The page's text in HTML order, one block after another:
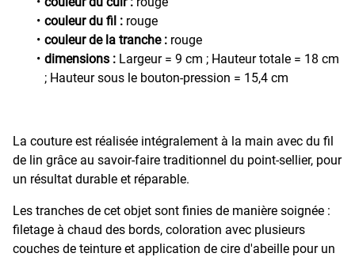
couleur du fil : rouge
couleur de la tranche : rouge
dimensions : Largeur = 9 cm ; Hauteur totale = 18 cm
; Hauteur sous le bouton-pression = 15,4 cm
La couture est réalisée intégralement à la main avec du fil
de lin grâce au savoir-faire traditionnel du point-sellier, pour
un résultat durable et réparable.
Les tranches de cet objet sont finies de manière soignée :
filetage à chaud des bords, coloration avec plusieurs
couches de teinture et application de cire d'abeille pour un